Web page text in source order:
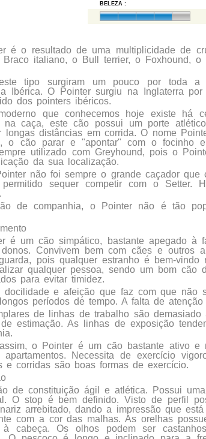
BELEZA :
é o resultado de uma multiplicidade de
Braco italiano, o Bull terrier, o Foxhound,
tipo surgiram um pouco por toda a
Ibérica. O Pointer surgiu na Inglaterra
dos pointers ibéricos.
que conhecemos hoje existe há
na caça, este cão possui um porte
longas distâncias em corrida. O nome
o cão parar e "apontar" com o focinho
utilizado com Greyhound, pois o
da sua localização.
não foi sempre o grande caçador que
permitido sequer competir com o Setter.
de companhia, o Pointer não é tão
é um cão simpático, bastante apegado à
Convivem bem com cães e outros
pois qualquer estranho é bem-
qualquer pessoa, sendo um bom cão
para evitar timidez.
docilidade e afeição que faz com que não
períodos de tempo. A falta de
de linhas de trabalho são
estimação. As linhas de exposição
o Pointer é um cão bastante ativo e
apartamentos. Necessita de exercício
e corridas são boas formas de exercício.
de constituição ágil e atlética. Possui
O stop é bem definido. Visto de perfil
arrebitado, dando a impressão que
com a cor das malhas. As orelhas
à cabeça. Os olhos podem ser